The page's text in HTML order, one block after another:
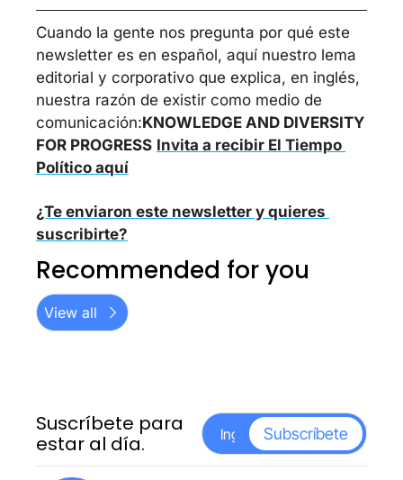
Cuando la gente nos pregunta por qué este
newsletter es en español, aquí nuestro lema
editorial y corporativo que explica, en inglés,
nuestra razón de existir como medio de
comunicación:KNOWLEDGE AND DIVERSITY
FOR PROGRESS Invita a recibir El Tiempo
Político aquí
¿Te enviaron este newsletter y quieres
suscribirte?
Recommended for you
View all
Suscríbete para
estar al día.
Subscríbete